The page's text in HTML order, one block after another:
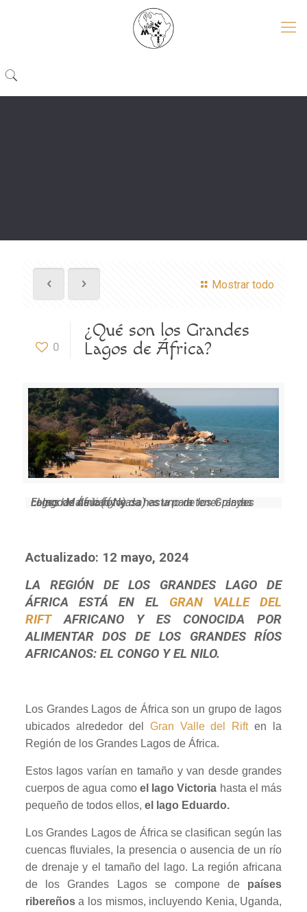
Mostrar todo
0
¿Qué son los Grandes
Lagos de África?
El lago Malaui (o Nyasa) es uno de los Grandes Lagos de África (y le da hasta para tener playas como las de la foto).
Actualizado: 12 mayo, 2024
LA REGIÓN DE LOS GRANDES LAGO DE
ÁFRICA ESTÁ EN EL GRAN VALLE DEL
RIFTAFRICANO Y ES CONOCIDA POR
ALIMENTAR DOS DE LOS GRANDES RÍOS
AFRICANOS: EL CONGO Y EL NILO.
Los Grandes Lagos de África son un grupo de lagos
ubicados alrededor del Gran Valle del Riften la
Región de los Grandes Lagos de África.
Estos lagos varían en tamaño y van desde grandes
cuerpos de agua como el lago Victoria hasta el más
pequeño de todos ellos, el lago Eduardo.
Los Grandes Lagos de África se clasifican según las
cuencas fluviales, la presencia o ausencia de un río
de drenaje y el tamaño del lago. La región africana
de los Grandes Lagos se compone de países
ribereñosa los mismos, incluyendo Kenia, Uganda,